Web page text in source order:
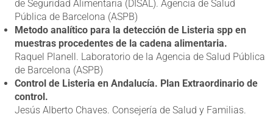
de Seguridad Alimentaria (DISAL). Agencia de Salud
Pública de Barcelona (ASPB)
Metodo analítico para la detección de Listeria spp en
muestras procedentes de la cadena alimentaria.
Raquel Planell. Laboratorio de la Agencia de Salud Pública
de Barcelona (ASPB)
Control de Listeria en Andalucía. Plan Extraordinario de
control.
Jesús Alberto Chaves. Consejería de Salud y Familias.